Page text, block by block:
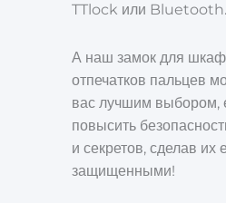
TTlock или Bluetooth.
А наш замок для
отпечатков пальцев
вас лучшим выбором,
повысить
и секретов, сделав их
защищенными!